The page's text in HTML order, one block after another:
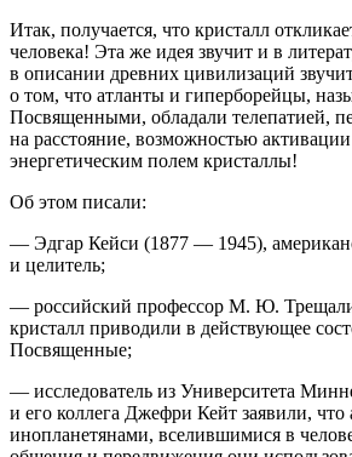
Итак, получается, что кристалл
человека! Эта же идея звучит и в
в описании древних цивилизаций
о том, что атланты и гиперборейцы,
Посвященными, обладали телепатией,
на расстояние, возможностью
энергетическим полем кристаллы!
Об этом писали:
— Эдгар Кейси (1877 — 1945),
и целитель;
— российский профессор М. Ю.
кристалл приводили в действующее
Посвященные;
— исследователь из Университета
и его коллега Джефри Кейт заявили,
инопланетянами, вселившимися в